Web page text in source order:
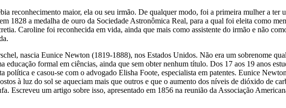
reconhecimento maior, ela ou seu irmão. De qualquer modo, foi a primeira mulher a ter
1828 a medalha de ouro da Sociedade Astronômica Real, para a qual foi eleita como
Caroline foi reconhecida em vida, ainda que mais como assistente do irmão e não
nascia Eunice Newton (1819-1888), nos Estados Unidos. Não era um sobrenome
educação formal em ciências, ainda que sem obter nenhum título. Dos 17 aos 19 anos
política e casou-se com o advogado Elisha Foote, especialista em patentes. Eunice
à luz do sol se aqueciam mais que outros e que o aumento dos níveis de dióxido de
Escreveu um artigo sobre isso, apresentado em 1856 na reunião da Associação